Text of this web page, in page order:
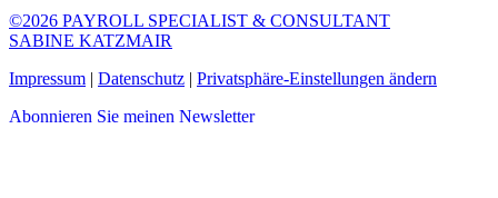
©2026 PAYROLL SPECIALIST & CONSULTANT
SABINE KATZMAIR
Impressum | Datenschutz | Privatsphäre-Einstellungen ändern
Abonnieren Sie meinen Newsletter